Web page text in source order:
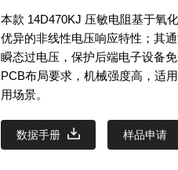
本款 14D470KJ 压敏电阻基于氧
优异的非线性电压响应特性；其
瞬态过电压，保护后端电子设备
PCB布局要求，机械强度高，适
用场景。
数据手册 样品申请